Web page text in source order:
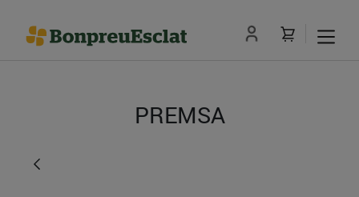
PREMSA